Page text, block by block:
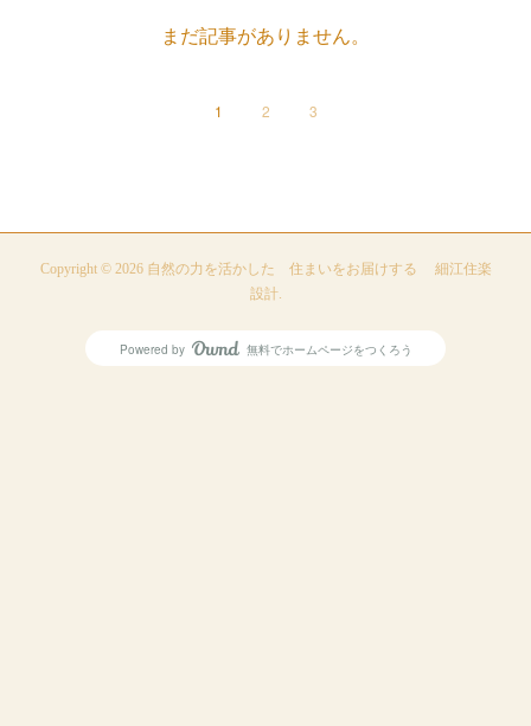
まだ記事がありません。
1 2 3
Copyright © 2026 自然の力を活かした 住まいをお届けする 細江住楽
設計.
Powered by AmebaOwnd
無料でホームページをつくろう